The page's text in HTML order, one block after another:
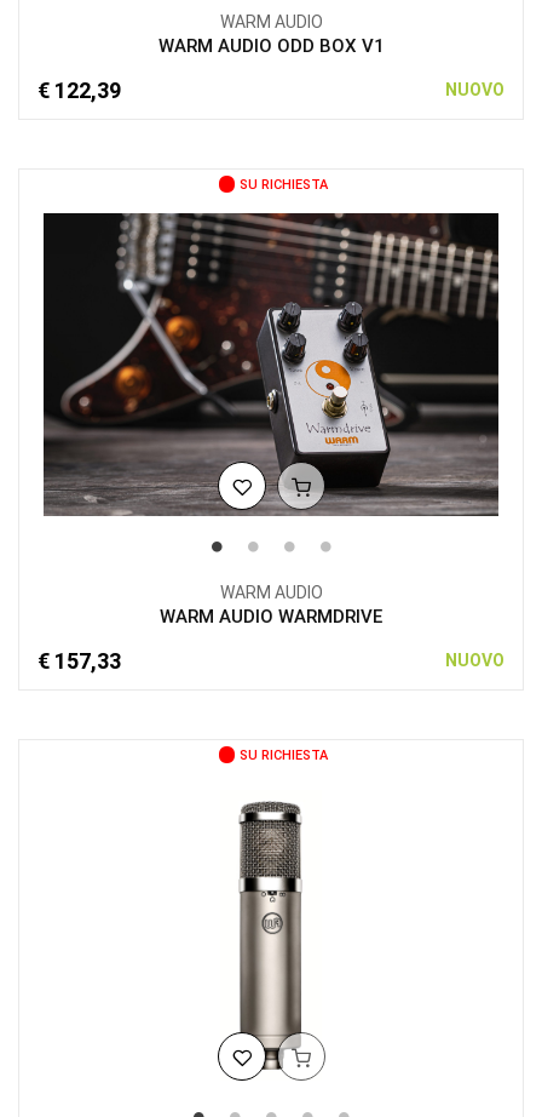
WARM AUDIO
WARM AUDIO ODD BOX V1
€ 122,39 NUOVO
SU RICHIESTA
WARM AUDIO
WARM AUDIO WARMDRIVE
€ 157,33 NUOVO
SU RICHIESTA